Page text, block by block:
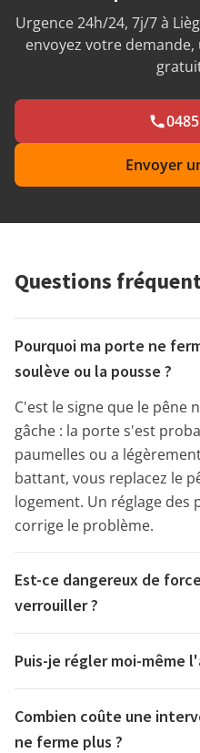
Urgence 24h/24, 7j/7 à
envoyez votre
Envoyer
Questions
Pourquoi ma porte ne
soulève ou la pousse ?
C'est le signe que le pêne
gâche : la porte s'est
paumelles ou a
battant, vous replacez le
logement. Un réglage des
corrige le problème.
Est-ce dangereux de
verrouiller ?
Puis-je régler moi-même
Combien coûte une
ne ferme plus ?